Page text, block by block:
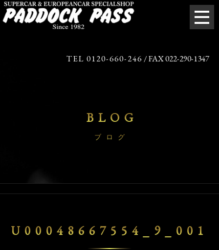
TEL 0120-660-246 / FAX 022-290-1347
BLOG
ブログ
U00048667554_9_001